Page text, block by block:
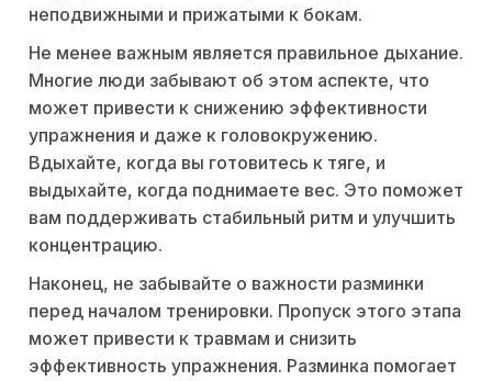
неподвижными и прижатыми к бокам.
Не менее важным является правильное дыхание.
Многие люди забывают об этом аспекте, что
может привести к снижению эффективности
упражнения и даже к головокружению.
Вдыхайте, когда вы готовитесь к тяге, и
выдыхайте, когда поднимаете вес. Это поможет
вам поддерживать стабильный ритм и улучшить
концентрацию.
Наконец, не забывайте о важности разминки
перед началом тренировки. Пропуск этого этапа
может привести к травмам и снизить
эффективность упражнения. Разминка помогает